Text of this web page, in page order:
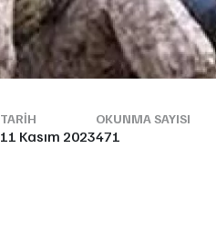
TARIH
11 Kasım 2023
OKUNMA SAYISI
471